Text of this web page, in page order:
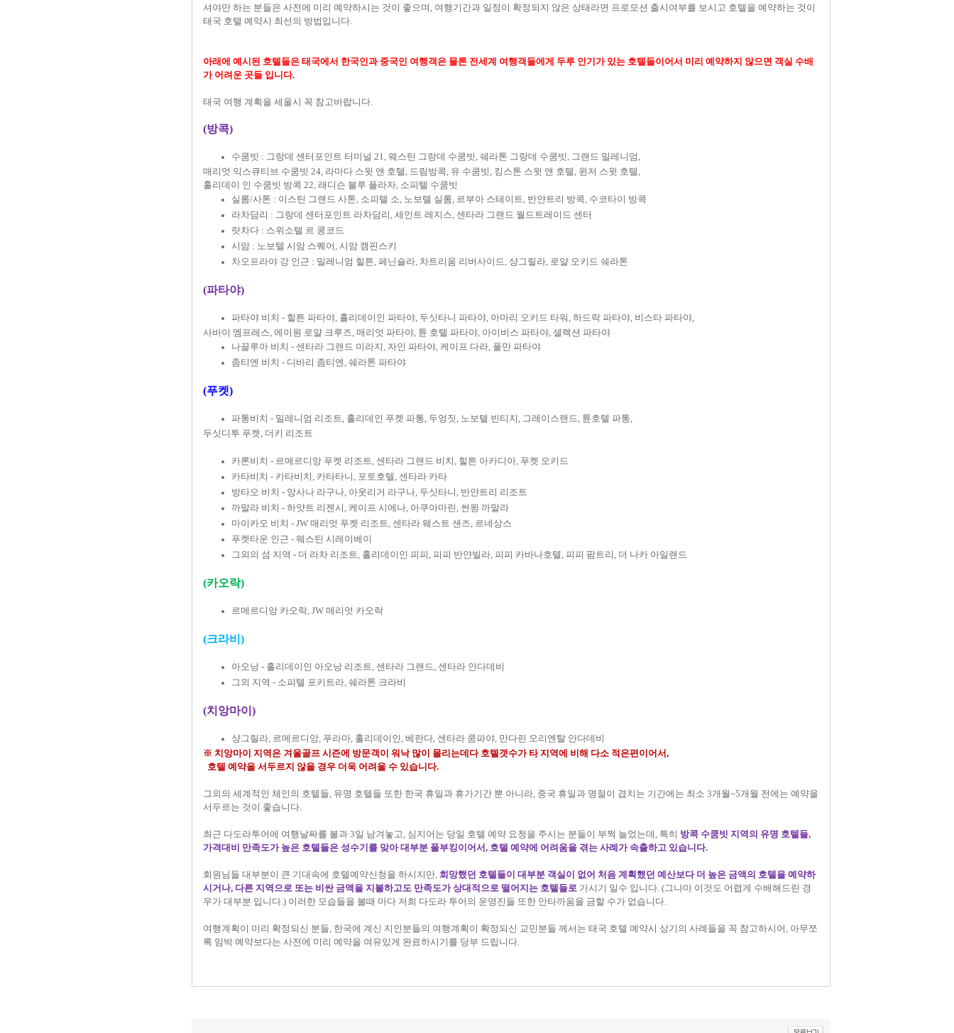
셔야만 하는 분들은 사전에 미리 예약하시는 것이 좋으며, 여행기간과 일정이 확정되지 않은 상태라면 프로모션 출시여부를 보시고 호텔을 예약하는 것이
태국 호텔 예약시 최선의 방법입니다.
아래에 예시된 호텔들은 태국에서 한국인과 중국인 여행객은 물론 전세계 여행객들에게 두루 인기가 있는 호텔들이어서 미리 예약하지 않으면 객실 수배
가 어려운 곳들 입니다.
태국 여행 계획을 세울시 꼭 참고바랍니다.
(방콕)
수쿰빗 : 그랑데 센터포인트 터미널 21, 웨스틴 그랑데 수쿰빗, 쉐라톤 그랑데 수쿰빗, 그랜드 밀레니엄,
매리엇 익스큐티브 수쿰빗 24, 라마다 스윗 앤 호텔, 드림방콕, 유 수쿰빗, 킹스톤 스윗 앤 호텔, 윈저 스윗 호텔,
홀리데이 인 수쿰빗 방콕 22, 래디슨 블루 플라자, 소피텔 수쿰빗
실롬/사톤 : 이스틴 그랜드 사톤, 소피텔 소, 노보텔 실롬, 르부아 스테이트, 반얀트리 방콕, 수코타이 방콕
라차담리 : 그랑데 센터포인트 라차담리, 세인트 레지스, 센타라 그랜드 월드트레이드 센터
랏차다 : 스위소텔 르 콩코드
시 암 : 노보텔 시암 스퀘어, 시암 캠핀스키
차오프라야 강 인근 : 밀레니엄 힐튼, 페닌슐라, 차트리움 리버사이드, 샹그릴라, 로얄 오키드 쉐라톤
(파타야)
파타야 비치 - 힐튼 파타야, 홀리데이인 파타야, 두싯타니 파타야, 아마리 오키드 타워, 하드락 파타야, 비스타 파타야,
사바이 엠프레스, 에이원 로얄 크루즈, 매리엇 파타야, 튠 호텔 파타야, 아이비스 파타야, 셀렉션 파타야
나끌루아 비치 - 센타라 그랜드 미라지, 자인 파타야, 케이프 다라, 풀만 파타야
좀티엔 비치 - 디바리 좀티엔, 쉐라톤 파타야
(푸켓)
파통비치 - 밀레니엄 리조트, 홀리데인 푸켓 파통, 두엉짓, 노보텔 빈티지, 그레이스랜드, 튠호텔 파통,
두싯디투 푸켓, 더키 리조트
카론비치 - 르메르디앙 푸켓 리조트, 센타라 그랜드 비치, 힐튼 아카디아, 푸켓 오키드
카타비치 - 카타비치, 카타타니, 포토호텔, 센타라 카타
방타오 비치 - 앙사나 라구나, 아웃리거 라구나, 두싯타니, 반얀트리 리조트
까말라 비치 - 하얏트 리젠시, 케이프 시에나, 아쿠아마린, 썬윙 까말라
마이카오 비치 - JW 매리엇 푸켓 리조트, 센타라 웨스트 샌즈, 르네상스
푸켓타운 인근 - 웨스틴 시레이베이
그외 의 섬 지역 - 더 라차 리조트, 홀리데이인 피피, 피피 반얀빌라, 피피 카바나호텔, 피피 팜트리, 더 나카 아일랜드
(카오락)
르메르디앙 카오락, JW 매리엇 카오락
(크라비)
아오낭 - 홀리데이인 아오낭 리조트, 센타라 그랜드, 센타라 안다데비
그외 지역 - 소피텔 포키트라, 쉐라톤 크라비
(치앙마이)
샹그릴라, 르메르디앙, 푸라마, 홀리데이인, 베란다, 센타라 쿰파야, 만다린 오리엔탈 안다데비
※ 치앙마이 지역은 겨울골프 시즌에 방문객이 워낙 많이 몰리는데다 호텔갯수가 타 지역에 비해 다소 적은편이어서,
호텔 예약을 서두르지 않을 경우 더욱 어려울 수 있습니다.
그외의 세계적인 체인의 호텔들, 유명 호텔들 또한 한국 휴일과 휴가기간 뿐 아니라, 중국 휴일과 명절이 겹치는 기간에는 최소 3개월~5개월 전에는 예약을
서두르는 것이 좋습니다.
최근 다도라투어에 여행날짜를 불과 3일 남겨놓고, 심지어는 당일 호텔 예약 요청을 주시는 분들이 부쩍 늘었는데, 특히 방콕 수쿰빗 지역의 유명 호텔들,
가격대비 만족도가 높은 호텔들은 성수기를 맞아 대부분 풀부킹이어서, 호텔 예약에 어려움을 겪는 사례가 속출하고 있습니다.
회원님들 대부분이 큰 기대속에 호텔예약신청을 하시지만, 희망했던 호텔들이 대부분 객실이 없어 처음 계획했던 예산보다 더 높은 금액의 호텔을 예약하
시거나, 다른 지역으로 또는 비싼 금액을 지불하고도 만족도가 상대적으로 떨어지는 호텔들로 가시기 일수 입니다. (그나마 이것도 어렵게 수배해드린 경
우가 대부분 입니다.) 이러한 모습들을 볼때 마다 저희 다도라 투어의 운영진들 또한 안타까움을 금할 수가 없습니다.
여행계획이 미리 확정되신 분들, 한국에 계신 지인분들의 여행계획이 확정되신 교민분들 께서는 태국 호텔 예약시 상기의 사례들을 꼭 참고하시어, 아무쪼
록 임박 예약보다는 사전에 미리 예약을 여유있게 완료하시기를 당부 드립니다.